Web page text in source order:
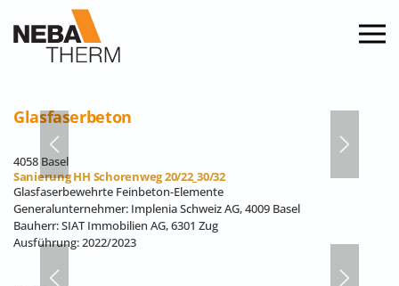
Zum Hauptinhalt springen
Glasfaserbeton
4058 Basel
Sanierung HH Schorenweg 20/22_30/32
Glasfaserbewehrte Feinbeton-Elemente
Generalunternehmer: Implenia Schweiz AG, 4009 Basel
Bauherr: SIAT Immobilien AG, 6301 Zug
Ausführung: 2022/2023